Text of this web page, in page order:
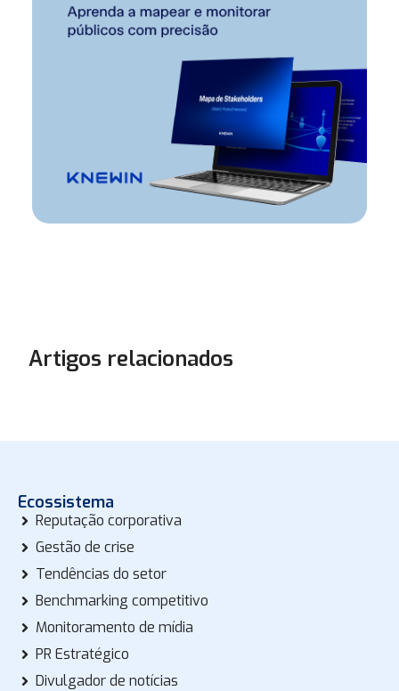
Artigos relacionados
Ecossistema
Reputação corporativa
Gestão de crise
Tendências do setor
Benchmarking competitivo
Monitoramento de mídia
PR Estratégico
Divulgador de notícias